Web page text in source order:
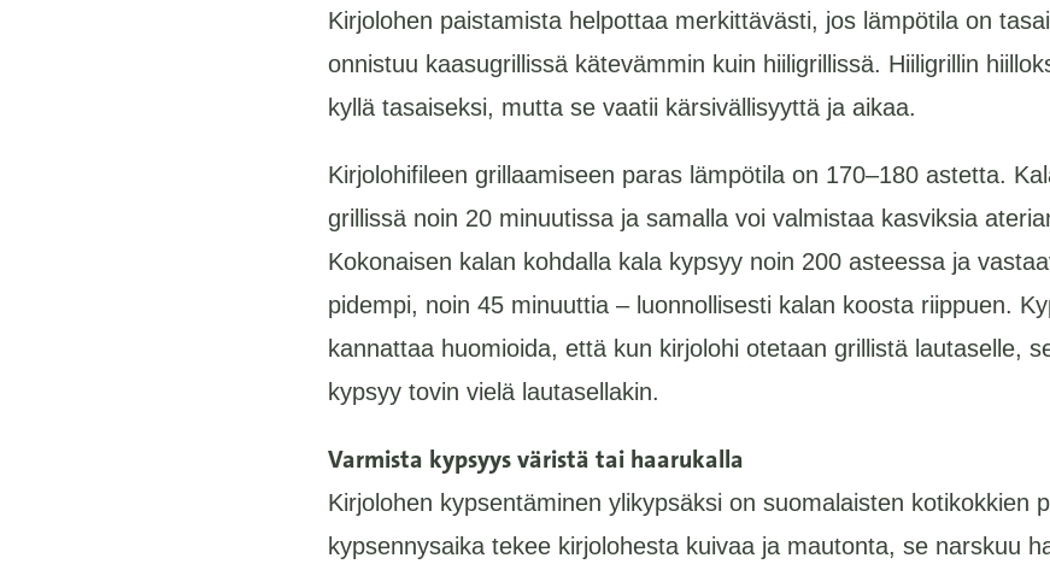
Kirjolohen paistamista helpottaa merkittävästi, jos lämpötila on
onnistuu kaasugrillissä kätevämmin kuin hiiligrillissä. Hiiligrillin
kyllä tasaiseksi, mutta se vaatii kärsivällisyyttä ja aikaa.
Kirjolohifileen grillaamiseen paras lämpötila on 170–180 astetta.
grillissä noin 20 minuutissa ja samalla voi valmistaa kasviksia
Kokonaisen kalan kohdalla kala kypsyy noin 200 asteessa ja
pidempi, noin 45 minuuttia – luonnollisesti kalan koosta riippuen.
kannattaa huomioida, että kun kirjolohi otetaan grillistä lautaselle,
kypsyy tovin vielä lautasellakin.
Varmista kypsyys väristä tai haarukalla
Kirjolohen kypsentäminen ylikypsäksi on suomalaisten kotikokkien
kypsennysaika tekee kirjolohesta kuivaa ja mautonta, se narskuu